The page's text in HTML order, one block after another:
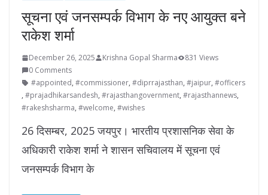
सूचना एवं जनसम्पर्क विभाग के नए आयुक्त बने
राकेश शर्मा
December 26, 2025 Krishna Gopal Sharma
831 Views
0 Comments
#appointed, #commissioner, #diprrajasthan, #jaipur, #officers
, #prajadhikarsandesh, #rajasthangovernment, #rajasthannews,
#rakeshsharma, #welcome, #wishes
26 दिसम्बर, 2025 जयपुर। भारतीय प्रशासनिक सेवा के
अधिकारी राकेश शर्मा ने शासन सचिवालय में सूचना एवं
जनसम्पर्क विभाग के